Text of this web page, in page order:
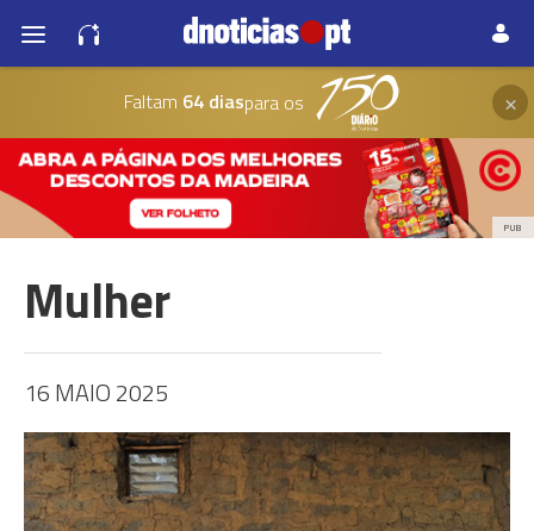
Faltam 64 diaspara os ×
PUB
Mulher
16 MAIO 2025